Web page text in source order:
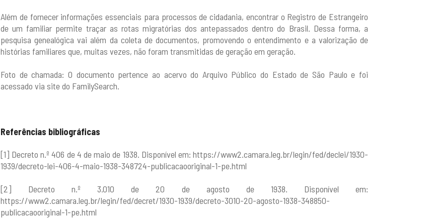
Além de fornecer informações essenciais para processos de cidadania, encontrar o Registro de Estrangeiro
de um familiar permite traçar as rotas migratórias dos antepassados dentro do Brasil. Dessa forma, a
pesquisa genealógica vai além da coleta de documentos, promovendo o entendimento e a valorização de
histórias familiares que, muitas vezes, não foram transmitidas de geração em geração.
Foto de chamada: O documento pertence ao acervo do Arquivo Público do Estado de São Paulo e foi
acessado via site do FamilySearch.
Referências bibliográficas
[1] Decreto n.º 406 de 4 de maio de 1938. Disponível em: https://www2.camara.leg.br/legin/fed/declei/1930-
1939/decreto-lei-406-4-maio-1938-348724-publicacaooriginal-1-pe.html
[2] Decreto n.º 3.010 de 20 de agosto de 1938. Disponível em:
https://www2.camara.leg.br/legin/fed/decret/1930-1939/decreto-3010-20-agosto-1938-348850-
publicacaooriginal-1-pe.html